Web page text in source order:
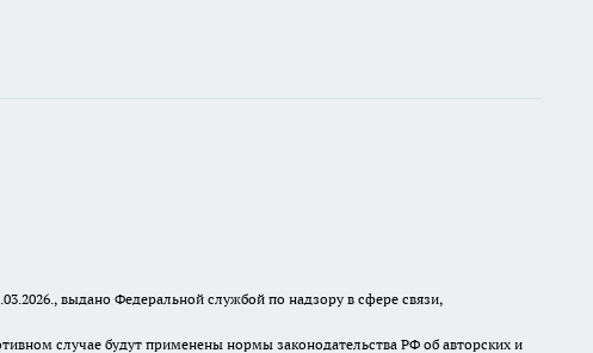
выдано Федеральной службой по надзору в сфере связи,
случае будут применены нормы законодательства РФ об авторских и